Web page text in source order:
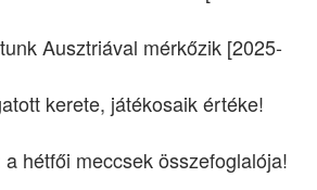
Ausztriával mérkőzik [2025-
kerete, játékosaik értéke!
hétfői meccsek összefoglalója!